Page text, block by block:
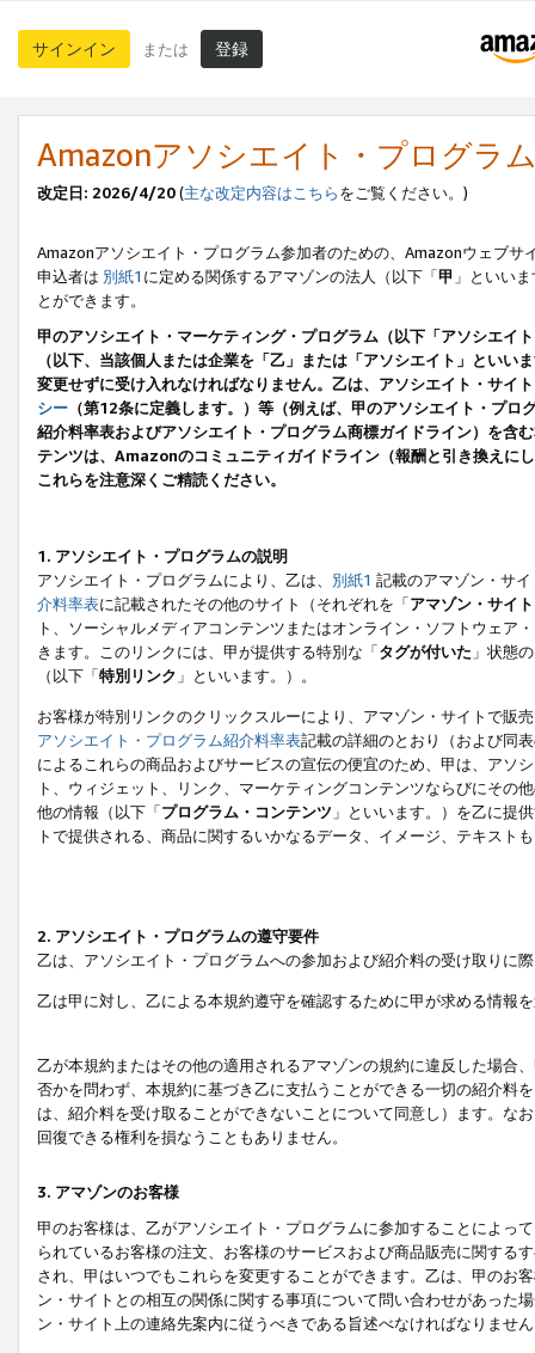
サインイン または 登録
Amazonアソシエイト・プログラ
改定日: 2026/4/20(主な改定内容はこちらをご覧ください。)
Amazonアソシエイト・プログラム参加者のための、Amazonウェブサ
申込者は 別紙1 に定める関係するアマゾンの法人（以下「甲 」といい
とができます。
甲のアソシエイト・マーケティング・プログラム（以下「アソシエイ
（以下、当該個人または企業を「乙」または「アソシエイト」とい
変更せずに受け入れなければなりません。乙は、アソシエイト・サイ
シー （第12条に定義します。）等（例えば、甲のアソシエイト・プ
紹介料率表およびアソシエイト・プログラム商標ガイドライン）を
テンツは、Amazonのコミュニティガイドライン（報酬と引き換えに
これらを注意深くご精読ください。
1. アソシエイト・プログラムの説明
アソシエイト・プログラムにより、乙は、 別紙1 記載のアマゾン・サ
介料率表に記載されたその他のサイト（それぞれを「アマゾン・サイト
ト、ソーシャルメディアコンテンツまたはオンライン・ソフトウェア
きます。このリンクには、甲が提供する特別な「タグが付いた 」状態
（以下「特別リンク 」といいます。）。
お客様が特別リンクのクリックスルーにより、アマゾン・サイトで販
アソシエイト・プログラム紹介料率表記載の詳細のとおり（および同
によるこれらの商品およびサービスの宣伝の便宜のため、甲は、アソ
ト、ウィジェット、リンク、マーケティングコンテンツならびにその
他の情報（以下「プログラム・コンテンツ 」といいます。）を乙に提
トで提供される、商品に関するいかなるデータ、イメージ、テキス
2. アソシエイト・プログラムの遵守要件
乙は、アソシエイト・プログラムへの参加および紹介料の受け取りに
乙は甲に対し、乙による本規約遵守を確認するために甲が求める情報
乙が本規約またはその他の適用されるアマゾンの規約に違反した場合
否かを問わず、本規約に基づき乙に支払うことができる一切の紹介料
は、紹介料を受け取ることができないことについて同意し）ます。な
回復できる権利を損なうこともありません。
3. アマゾンのお客様
甲のお客様は、乙がアソシエイト・プログラムに参加することによっ
られているお客様の注文、お客様のサービスおよび商品販売に関する
され、甲はいつでもこれらを変更することができます。乙は、甲のお
ン・サイトとの相互の関係に関する事項について問い合わせがあった
ン・サイト上の連絡先案内に従うべきである旨述べなければなりませ